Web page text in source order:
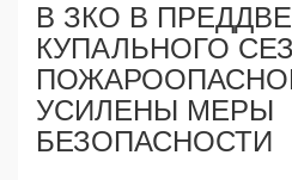
В ЗКО В
КУПАЛЬНОГО
УСИЛЕНЫ МЕРЫ
БЕЗОПАСНОСТИ